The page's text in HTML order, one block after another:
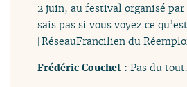
2 juin, au festival organisé par
sais pas si vous voyez ce
[RéseauFrancilien du
Frédéric Couchet :Pas du tout.